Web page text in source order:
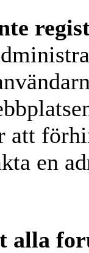
att
en
alla